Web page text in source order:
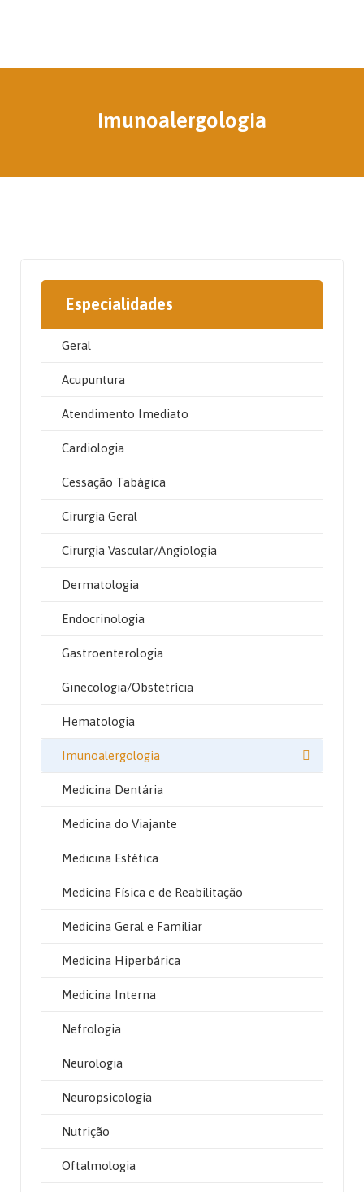
Imunoalergologia
Especialidades
Geral
Acupuntura
Atendimento Imediato
Cardiologia
Cessação Tabágica
Cirurgia Geral
Cirurgia Vascular/Angiologia
Dermatologia
Endocrinologia
Gastroenterologia
Ginecologia/Obstetrícia
Hematologia
Imunoalergologia
Medicina Dentária
Medicina do Viajante
Medicina Estética
Medicina Física e de Reabilitação
Medicina Geral e Familiar
Medicina Hiperbárica
Medicina Interna
Nefrologia
Neurologia
Neuropsicologia
Nutrição
Oftalmologia